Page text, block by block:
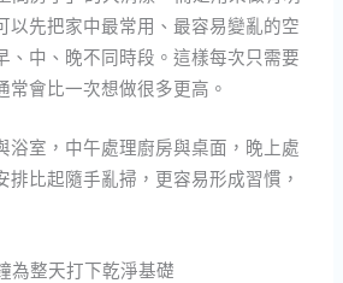
以先把家中最常用、最容易變亂的空
、中、晚不同時段。這樣每次只需要
常會比一次想做很多更高。
浴室，中午處理廚房與桌面，晚上處
排比起隨手亂掃，更容易形成習慣，
為整天打下乾淨基礎